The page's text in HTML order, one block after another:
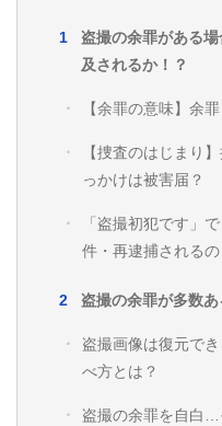
盗撮の余罪がある
及されるか！？
【余罪の意味】余
【捜査のはじまり
っかけは被害届？
「盗撮初犯です」
件・再逮捕されるの
盗撮の余罪が多数
盗撮画像は復元で
べ方とは？
盗撮の余罪を自白…